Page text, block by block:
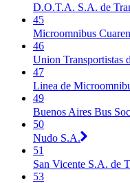
D.O.T.A. S.A. de
45
Microomnibus
46
Union Transportistas
47
Linea de
49
Buenos Aires Bus
50
Nudo S.A.
51
San Vicente S.A. de
53